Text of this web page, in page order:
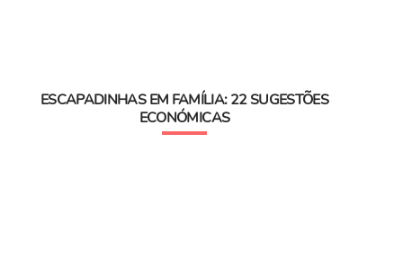
ESCAPADINHAS EM FAMÍLIA: 22 SUGESTÕES
ECONÓMICAS